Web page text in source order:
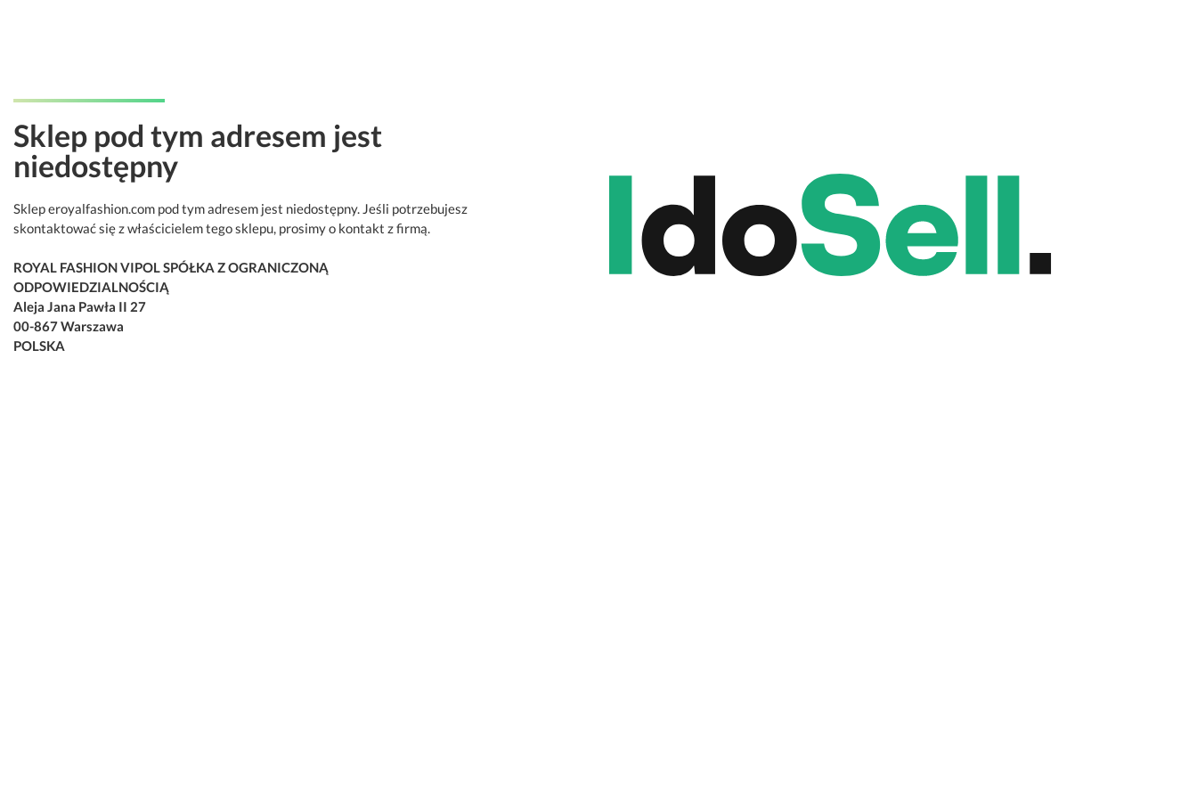
Sklep pod tym adresem jest
niedostępny
Sklep eroyalfashion.com pod tym adresem jest niedostępny. Jeśli potrzebujesz
skontaktować się z właścicielem tego sklepu, prosimy o kontakt z firmą.
ROYAL FASHION VIPOL SPÓŁKA Z OGRANICZONĄ
ODPOWIEDZIALNOŚCIĄ
Aleja Jana Pawła II 27
00-867 Warszawa
POLSKA